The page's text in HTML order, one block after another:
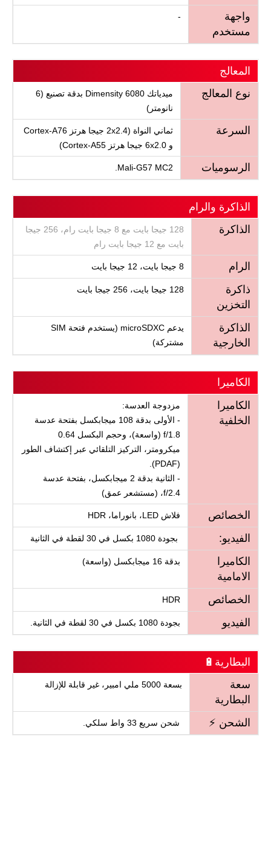
واجهة
مستخدم
-
المعالج
نوع المعالج
ميدياتك Dimensity 6080 بدقة تصنيع (6
نانومتر)
السرعة
ثماني النواة (2x2.4 جيجا هرتز Cortex-A76
و 6x2.0 جيجا هرتز Cortex-A55)
الرسوميات Mali-G57 MC2.
الذاكرة والرام
الذاكرة
128 جيجا بايت مع 8 جيجا بايت رام، 256 جيجا
بايت مع 12 جيجا بايت رام
الرام 8 جيجا بايت، 12 جيجا بايت
ذاكرة
التخزين
128 جيجا بايت، 256 جيجا بايت
الذاكرة
الخارجية
يدعم microSDXC (يستخدم فتحة SIM
مشتركة)
الكاميرا
الكاميرا
الخلفية
مزدوجة العدسة:
- الأولى بدقة 108 ميجابكسل بفتحة عدسة
f/1.8 (واسعة)، وحجم البكسل 0.64
ميكرومتر، التركيز التلقائي عبر إكتشاف الطور
(PDAF).
- الثانية بدقة 2 ميجابكسل، بفتحة عدسة
f/2.4، (مستشعر عمق)
الخصائص فلاش LED، بانوراما، HDR
الفيديو: بجودة 1080 بكسل في 30 لقطة في الثانية
الكاميرا
الامامية
بدقة 16 ميجابكسل (واسعة)
الخصائص HDR
الفيديو بجودة 1080 بكسل في 30 لقطة في الثانية.
البطارية🔋
سعة
البطارية
بسعة 5000 ملي امبير، غير قابلة للإزالة
الشحن ⚡ شحن سريع 33 واط سلكي.